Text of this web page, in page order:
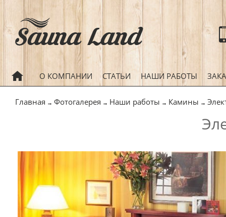
ГЛАВНАЯ О КОМПАНИИ СТАТЬИ НАШИ РАБОТЫ
Главная → Фотогалерея → Наши работы → Камины →